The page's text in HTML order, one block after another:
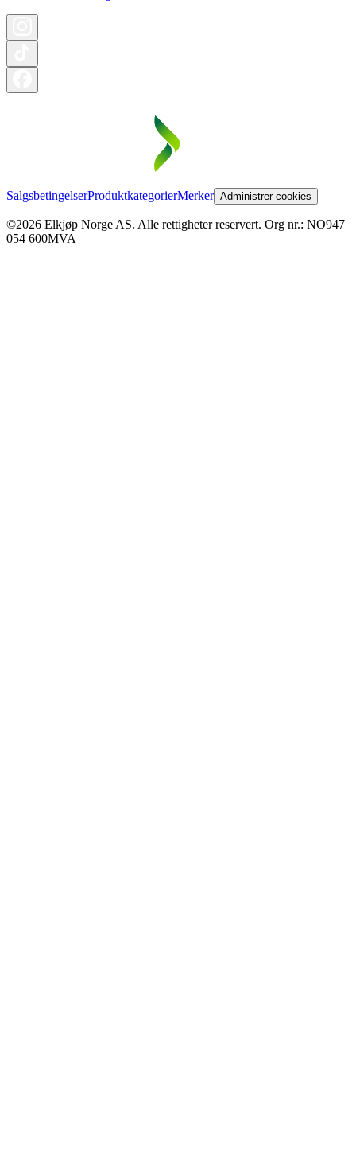
SalgsbetingelserProduktkategorierMerker Administrer cookies
©2026 Elkjøp Norge AS. Alle rettigheter reservert. Org nr.: NO947
054 600MVA